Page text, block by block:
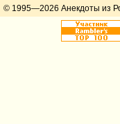
© 1995—2026 Анекдоты из